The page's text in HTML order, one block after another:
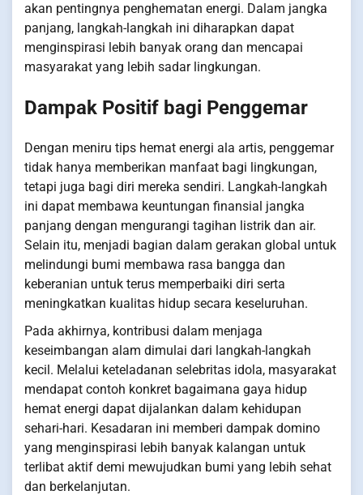
akan pentingnya penghematan energi. Dalam jangka
panjang, langkah-langkah ini diharapkan dapat
menginspirasi lebih banyak orang dan mencapai
masyarakat yang lebih sadar lingkungan.
Dampak Positif bagi Penggemar
Dengan meniru tips hemat energi ala artis, penggemar
tidak hanya memberikan manfaat bagi lingkungan,
tetapi juga bagi diri mereka sendiri. Langkah-langkah
ini dapat membawa keuntungan finansial jangka
panjang dengan mengurangi tagihan listrik dan air.
Selain itu, menjadi bagian dalam gerakan global untuk
melindungi bumi membawa rasa bangga dan
keberanian untuk terus memperbaiki diri serta
meningkatkan kualitas hidup secara keseluruhan.
Pada akhirnya, kontribusi dalam menjaga
keseimbangan alam dimulai dari langkah-langkah
kecil. Melalui keteladanan selebritas idola, masyarakat
mendapat contoh konkret bagaimana gaya hidup
hemat energi dapat dijalankan dalam kehidupan
sehari-hari. Kesadaran ini memberi dampak domino
yang menginspirasi lebih banyak kalangan untuk
terlibat aktif demi mewujudkan bumi yang lebih sehat
dan berkelanjutan.